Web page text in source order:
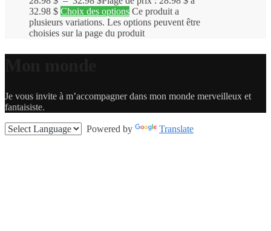
32.98 $ Choix des options Ce produit a
plusieurs variations. Les options peuvent être
choisies sur la page du produit
Je vous invite à m’accompagner dans mon monde merveilleux et
fantaisiste.
Powered by Translate